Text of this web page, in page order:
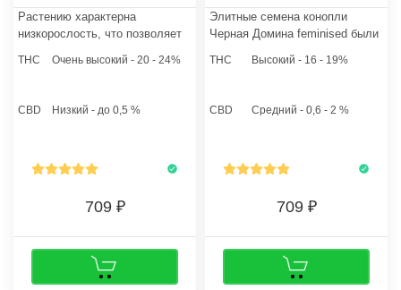
Растению характерна
низкорослость, что позволяет
выращивание конопли в
условиях открытого грунта и
THC Очень высокий - 20 - 24%
CBD Низкий - до 0,5 %
709
Элитные семена конопли
Черная Домина feminised были
GanjaSeeds путем
Hash Plant и Canadian Ortega.
THC Высокий - 16 - 19%
CBD Средний - 0,6 - 2 %
709